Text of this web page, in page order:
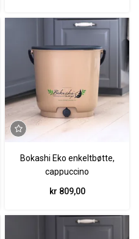
Bokashi Eko enkeltbøtte,
cappuccino
kr 809,00